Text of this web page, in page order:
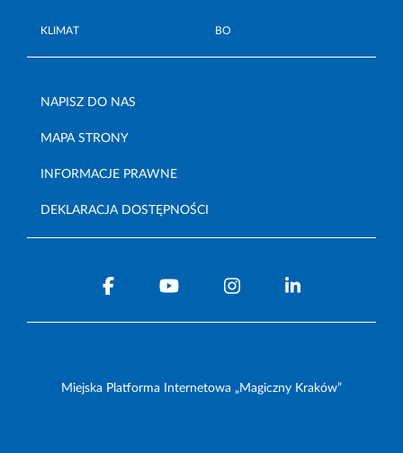
KLIMAT BO
NAPISZ DO NAS
MAPA STRONY
INFORMACJE PRAWNE
DEKLARACJA DOSTĘPNOŚCI
Miejska Platforma Internetowa „Magiczny Kraków”